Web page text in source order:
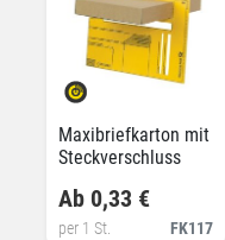
Maxibriefkarton mit
Steckverschluss
FK117
Ab 0,33 €
per 1 St.